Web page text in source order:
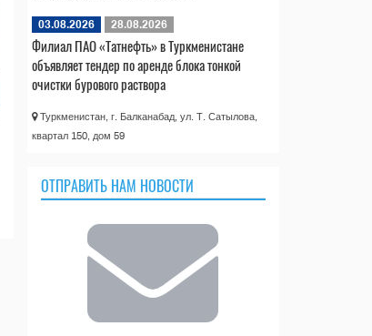
03.08.2026 28.08.2026
Филиал ПАО «Татнефть» в Туркменистане
объявляет тендер по аренде блока тонкой
очистки бурового раствора
Туркменистан, г. Балканабад, ул. Т. Сатылова,
квартал 150, дом 59
ОТПРАВИТЬ НАМ НОВОСТИ